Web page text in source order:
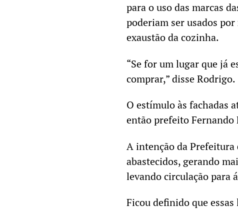
para o uso das marcas
poderiam ser usados
exaustão da cozinha.
“Se for um lugar que já
comprar,” disse Rodrigo.
O estímulo às fachadas
então prefeito Fernando
A intenção da Prefeitura
abastecidos, gerando
levando circulação para
Ficou definido que